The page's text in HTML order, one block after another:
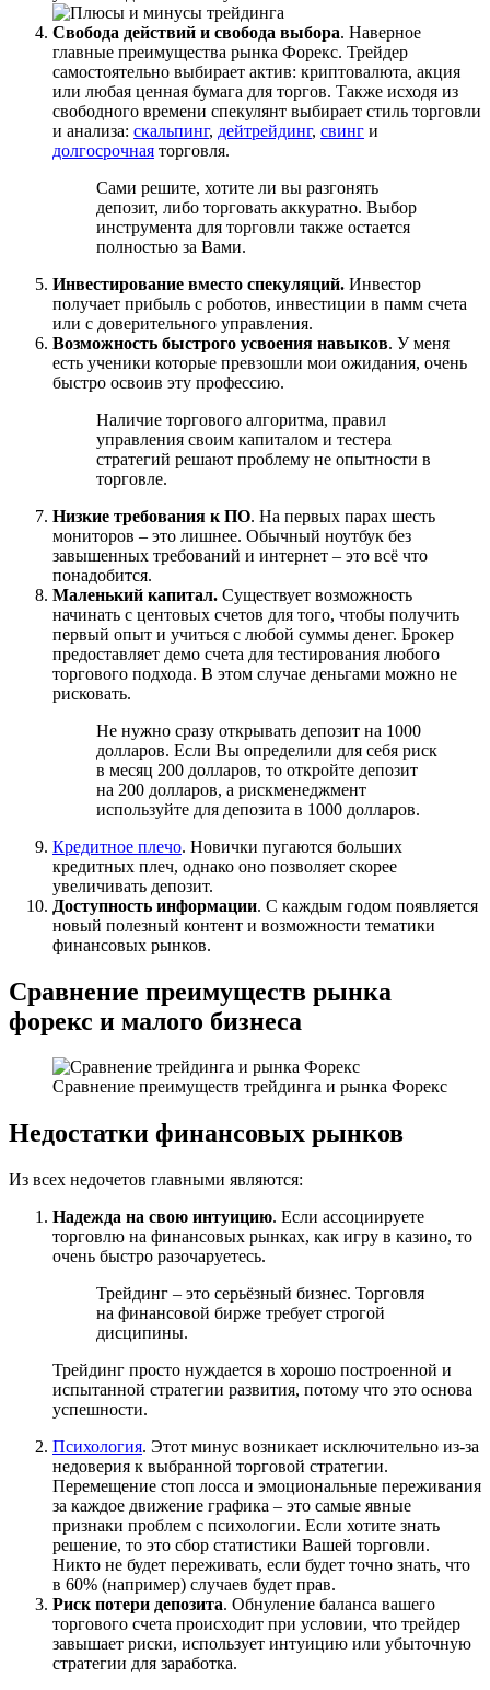
Свобода действий и свобода выбора. Наверное
главные преимущества рынка Форекс. Трейдер
самостоятельно выбирает актив: криптовалюта, акция
или любая ценная бумага для торгов. Также исходя из
свободного времени спекулянт выбирает стиль торговли
и анализа: скальпинг, дейтрейдинг, свинг и
долгосрочная торговля.
Сами решите, хотите ли вы разгонять
депозит, либо торговать аккуратно. Выбор
инструмента для торговли также остается
полностью за Вами.
Инвестирование вместо спекуляций. Инвестор
получает прибыль с роботов, инвестиции в памм счета
или с доверительного управления.
Возможность быстрого усвоения навыков. У меня
есть ученики которые превзошли мои ожидания, очень
быстро освоив эту профессию.
Наличие торгового алгоритма, правил
управления своим капиталом и тестера
стратегий решают проблему не опытности в
торговле.
Низкие требования к ПО. На первых парах шесть
мониторов – это лишнее. Обычный ноутбук без
завышенных требований и интернет – это всё что
понадобится.
Маленький капитал. Существует возможность
начинать с центовых счетов для того, чтобы получить
первый опыт и учиться с любой суммы денег. Брокер
предоставляет демо счета для тестирования любого
торгового подхода. В этом случае деньгами можно не
рисковать.
Не нужно сразу открывать депозит на 1000
долларов. Если Вы определили для себя риск
в месяц 200 долларов, то откройте депозит
на 200 долларов, а рискменеджмент
используйте для депозита в 1000 долларов.
Кредитное плечо. Новички пугаются больших
кредитных плеч, однако оно позволяет скорее
увеличивать депозит.
Доступность информации. С каждым годом появляется
новый полезный контент и возможности тематики
финансовых рынков.
Сравнение преимуществ рынка
форекс и малого бизнеса
Сравнение преимуществ трейдинга и рынка Форекс
Недостатки финансовых рынков
Из всех недочетов главными являются:
Надежда на свою интуицию. Если ассоциируете
торговлю на финансовых рынках, как игру в казино, то
очень быстро разочаруетесь.
Трейдинг – это серьёзный бизнес. Торговля
на финансовой бирже требует строгой
дисципины.
Трейдинг просто нуждается в хорошо построенной и
испытанной стратегии развития, потому что это основа
успешности.
Психология. Этот минус возникает исключительно из-за
недоверия к выбранной торговой стратегии.
Перемещение стоп лосса и эмоциональные переживания
за каждое движение графика – это самые явные
признаки проблем с психологии. Если хотите знать
решение, то это сбор статистики Вашей торговли.
Никто не будет переживать, если будет точно знать, что
в 60% (например) случаев будет прав.
Риск потери депозита. Обнуление баланса вашего
торгового счета происходит при условии, что трейдер
завышает риски, использует интуицию или убыточную
стратегии для заработка.